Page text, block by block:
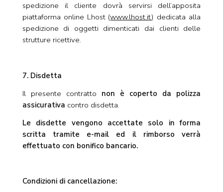
spedizione il cliente dovrà servirsi dell’apposita
piattaforma online Lhost (www.lhost.it) dedicata alla
spedizione di oggetti dimenticati dai clienti delle
strutture ricettive.
7. Disdetta
Il presente contratto non è coperto da polizza
assicurativa contro disdetta.
Le disdette vengono accettate solo in forma
scritta tramite e-mail ed il rimborso verrà
effettuato con bonifico bancario.
Condizioni di cancellazione: